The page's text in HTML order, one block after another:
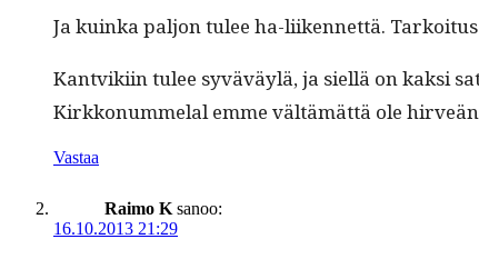
Ja kuin­ka paljon tulee ha-liiken­net­tä.
Kantviki­in tulee syväväylä, ja siel­lä on kak­si
Kirkkon­um­me­lal emme vältämät­tä ole
Vastaa
Raimo K sanoo:
16.10.2013 21:29